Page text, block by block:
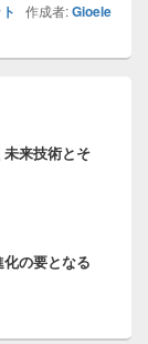
作成者:Gioele
来技術とそ
の要となる